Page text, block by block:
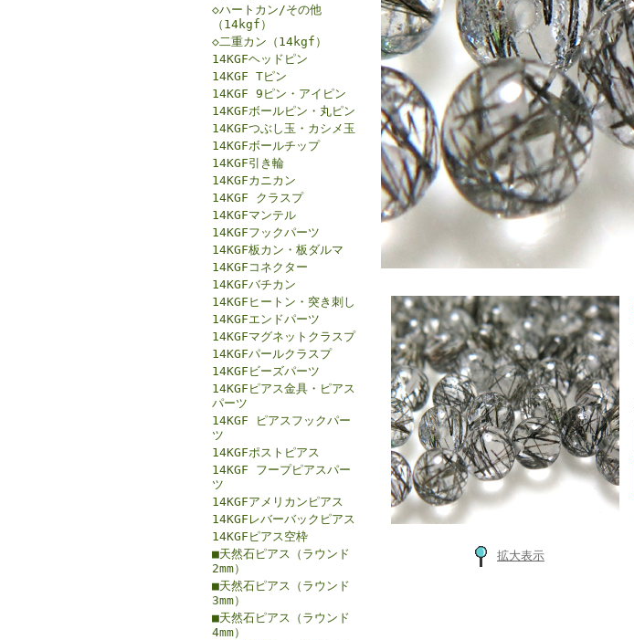
◇ハートカン/その他
（14kgf）
◇二重カン（14kgf）
14KGFヘッドピン
14KGF Tピン
14KGF 9ピン・アイピン
14KGFボールピン・丸ピン
14KGFつぶし玉・カシメ玉
14KGFボールチップ
14KGF引き輪
14KGFカニカン
14KGF クラスプ
14KGFマンテル
14KGFフックパーツ
14KGF板カン・板ダルマ
14KGFコネクター
14KGFバチカン
14KGFヒートン・突き刺し
14KGFエンドパーツ
14KGFマグネットクラスプ
14KGFパールクラスプ
14KGFビーズパーツ
14KGFピアス金具・ピアス
パーツ
14KGF ピアスフックパー
ツ
14KGFポストピアス
14KGF フープピアスパー
ツ
14KGFアメリカンピアス
14KGFレバーバックピアス
14KGFピアス空枠
■天然石ピアス（ラウンド
2mm）
■天然石ピアス（ラウンド
3mm）
■天然石ピアス（ラウンド
4mm）
拡大表示